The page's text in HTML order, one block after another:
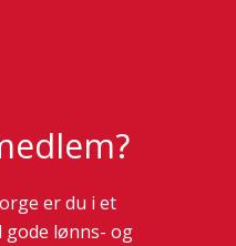
er du i et
gode lønns- og